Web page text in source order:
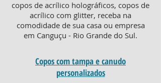
copos de acrílico holográficos, copos de
acrílico com glitter, receba na
comodidade de sua casa ou empresa
em Canguçu - Rio Grande do Sul.
Copos com tampa e canudo
personalizados